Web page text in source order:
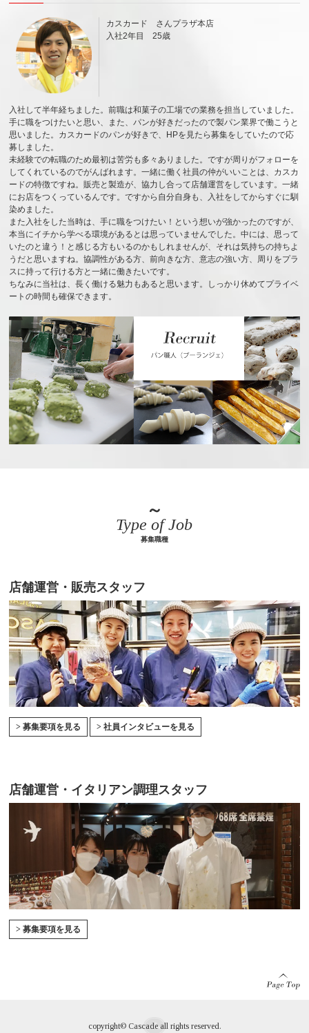
カスカード さんプラザ本店
入社2年目 25歳
入社して半年経ちました。前職は和菓子の工場での業務を担当していました。
手に職をつけたいと思い、また、パンが好きだったので製パン業界で働こうと
思いました。カスカードのパンが好きで、HPを見たら募集をしていたので応
募しました。
未経験での転職のため最初は苦労も多々ありました。ですが周りがフォローを
してくれているのでがんばれます。一緒に働く社員の仲がいいことは、カスカ
ードの特徴ですね。販売と製造が、協力し合って店舗運営をしています。一緒
にお店をつくっているんです。ですから自分自身も、入社をしてからすぐに馴
染めました。
また入社をした当時は、手に職をつけたい！という想いが強かったのですが、
本当にイチから学べる環境があるとは思っていませんでした。中には、思って
いたのと違う！と感じる方もいるのかもしれませんが、それは気持ちの持ちよ
うだと思いますね。協調性がある方、前向きな方、意志の強い方、周りをプラ
スに持って行ける方と一緒に働きたいです。
ちなみに当社は、長く働ける魅力もあると思います。しっかり休めてプライベ
ートの時間も確保できます。
～
Type of Job
募集職種
店舗運営・販売スタッフ
> 募集要項を見る > 社員インタビューを見る
店舗運営・イタリアン調理スタッフ
> 募集要項を見る
copyright© Cascade all rights reserved.